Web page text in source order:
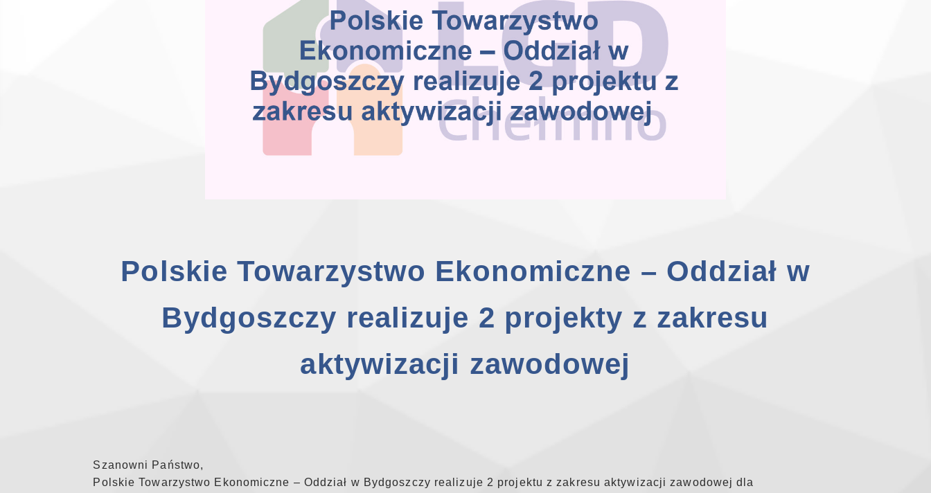
Polskie Towarzystwo Ekonomiczne – Oddział w
Bydgoszczy realizuje 2 projekty z zakresu
aktywizacji zawodowej
Szanowni Państwo,
Polskie Towarzystwo Ekonomiczne – Oddział w Bydgoszczy realizuje 2 projektu z zakresu aktywizacji zawodowej dla